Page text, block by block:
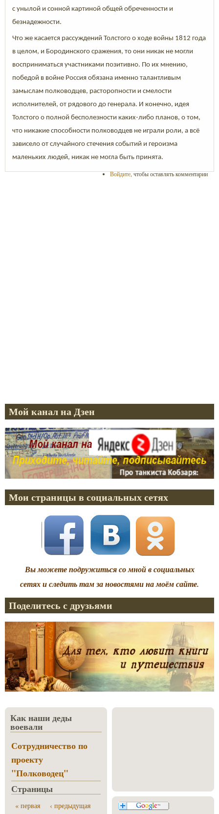
с унылой и сонной картиной общей обреченности и
безнадежности.
Что же касается рассуждений Толстого о ходе войны 1812 года
в целом, и Бородинского сражения, то они никак не могли
восприниматься участниками позитивно. По их мнению,
победой в войне Россия обязана именно талантливым
замыслам полководцев, расторопности и смелости
исполнителей, от рядового до генерала. И конечно, идея
Толстого о полной бесполезности каких-либо планов, о том,
что никакие способности полководцев не играли роли, а всё
зависело от случайного стечения событий и героизма
маленьких людей, никак не могла быть принята.
Войдите, чтобы оставлять комментарии
Мой канал на Дзен
Мои страницы в социальных сетях
Вы можете подружиться со мной в социальных
сетях и следить там за новостями на моём сайте.
Поделитесь с друзьями
Как наши деды
воевали
Сотрудничество по
проекту
"Полководец"
Страницы
« первая
‹ предыдущая